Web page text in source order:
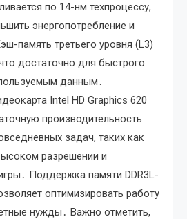
по 14-нм техпроцессу,
энергопотребление и
память третьего уровня (L3)
достаточно для быстрого
данным․
Intel HD Graphics 620
производительность
задач, таких как
разрешении и
Поддержка памяти DDR3L-
оптимизировать работу
нужды․ Важно отметить,